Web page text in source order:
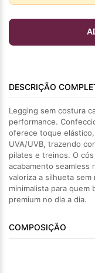
DESCRIÇÃO
Legging sem costura
performance.
oferece toque
UVA/UVB, trazendo
pilates e treinos. O
acabamento seamless
valoriza a silhueta
minimalista para quem
premium no dia a dia.
COMPOSIÇÃO